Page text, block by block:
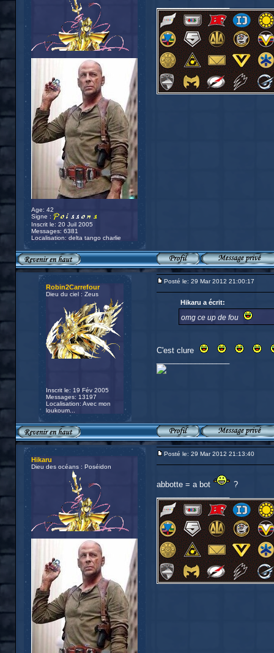
Age: 42
Signe :
Inscrit le: 20 Juil 2005
Messages: 6381
Localisation: delta tango charlie
Robin2Carrefour
Dieu du ciel : Zeus
Inscrit le: 19 Fév 2005
Messages: 13197
Localisation: Avec mon
loukoum...
Posté le: 29 Mar 2012 21:00:17
Hikaru a écrit:
omg ce up de fou
C'est clure
Hikaru
Dieu des océans : Poséidon
Posté le: 29 Mar 2012 21:13:40
abbotte = a bot
?